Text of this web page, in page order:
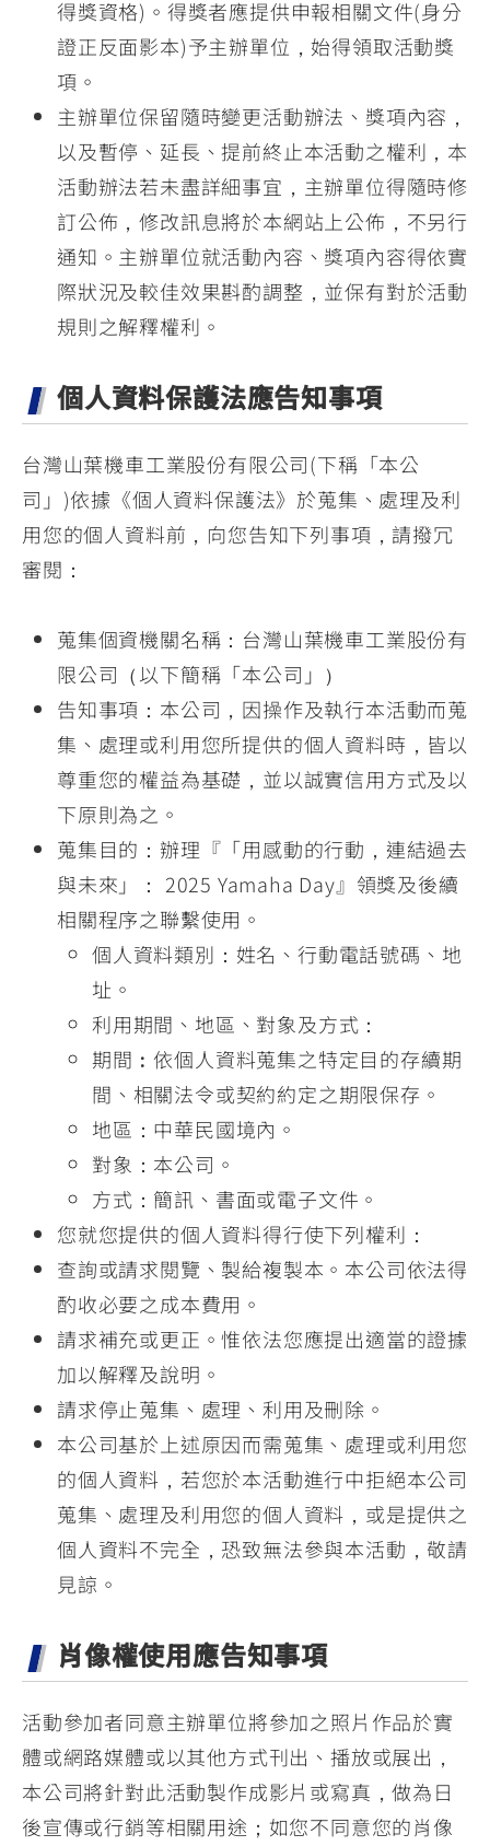
得獎資格)。得獎者應提供申報相關文件(身分
證正反面影本)予主辦單位，始得領取活動獎
項。
主辦單位保留隨時變更活動辦法、獎項內容，
以及暫停、延長、提前終止本活動之權利，本
活動辦法若未盡詳細事宜，主辦單位得隨時修
訂公佈，修改訊息將於本網站上公佈，不另行
通知。主辦單位就活動內容、獎項內容得依實
際狀況及較佳效果斟酌調整，並保有對於活動
規則之解釋權利。
個人資料保護法應告知事項
台灣山葉機車工業股份有限公司(下稱「本公
司」)依據《個人資料保護法》於蒐集、處理及利
用您的個人資料前，向您告知下列事項，請撥冗
審閱：
蒐集個資機關名稱：台灣山葉機車工業股份有
限公司（以下簡稱「本公司」）
告知事項：本公司，因操作及執行本活動而蒐
集、處理或利用您所提供的個人資料時，皆以
尊重您的權益為基礎，並以誠實信用方式及以
下原則為之。
蒐集目的：辦理『「用感動的行動，連結過去
與未來」： 2025 Yamaha Day』領獎及後續
相關程序之聯繫使用。
個人資料類別：姓名、行動電話號碼、地
址。
利用期間、地區、對象及方式：
期間︰依個人資料蒐集之特定目的存續期
間、相關法令或契約約定之期限保存。
地區：中華民國境內。
對象：本公司。
方式：簡訊、書面或電子文件。
您就您提供的個人資料得行使下列權利：
查詢或請求閱覽、製給複製本。本公司依法得
酌收必要之成本費用。
請求補充或更正。惟依法您應提出適當的證據
加以解釋及說明。
請求停止蒐集、處理、利用及刪除。
本公司基於上述原因而需蒐集、處理或利用您
的個人資料，若您於本活動進行中拒絕本公司
蒐集、處理及利用您的個人資料，或是提供之
個人資料不完全，恐致無法參與本活動，敬請
見諒。
肖像權使用應告知事項
活動參加者同意主辦單位將參加之照片作品於實
體或網路媒體或以其他方式刊出、播放或展出，
本公司將針對此活動製作成影片或寫真，做為日
後宣傳或行銷等相關用途；如您不同意您的肖像